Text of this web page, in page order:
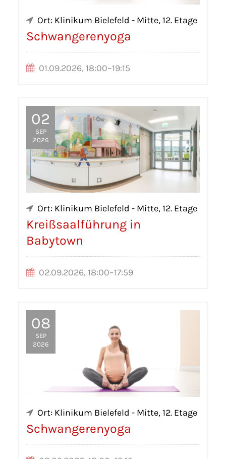
Ort: Klinikum Bielefeld - Mitte, 12. Etage
Schwangerenyoga
01.09.2026, 18:00–19:15
02
SEP
2026
Ort: Klinikum Bielefeld - Mitte, 12. Etage
Kreißsaalführung in
Babytown
02.09.2026, 18:00–17:59
08
SEP
2026
Ort: Klinikum Bielefeld - Mitte, 12. Etage
Schwangerenyoga